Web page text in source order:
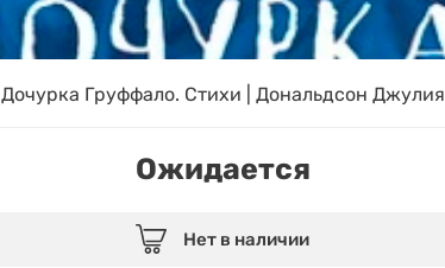
Дочурка Груффало. Стихи | Дональдсон Джулия
Ожидается
Нет в наличии